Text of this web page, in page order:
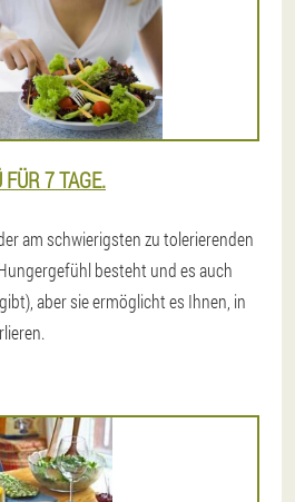
7 TAGE.
am schwierigsten zu tolerierenden
besteht und es auch
aber sie ermöglicht es Ihnen, in